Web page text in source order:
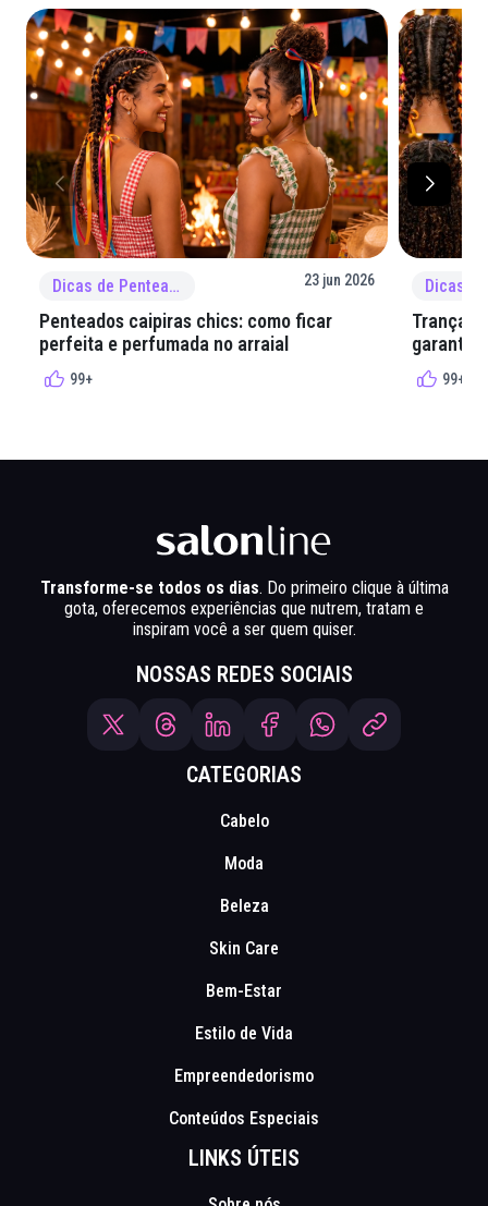
Dicas de Penteado 23 jun 2026
Penteados caipiras chics: como ficar
perfeita e perfumada no arraial
99+
Tranças
garantir
99+
Transforme-se todos os dias. Do primeiro clique à última
gota, oferecemos experiências que nutrem, tratam e
inspiram você a ser quem quiser.
NOSSAS REDES SOCIAIS
CATEGORIAS
Cabelo
Moda
Beleza
Skin Care
Bem-Estar
Estilo de Vida
Empreendedorismo
Conteúdos Especiais
LINKS ÚTEIS